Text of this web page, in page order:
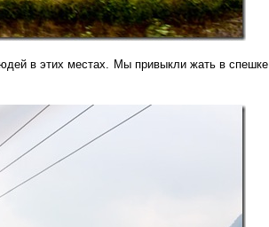
в этих местах. Мы привыкли жать в спешке